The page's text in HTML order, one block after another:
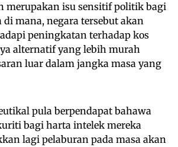
merupakan isu sensitif politik bagi
di mana, negara tersebut akan
peningkatan terhadap kos
alternatif yang lebih murah
luar dalam jangka masa yang
pula berpendapat bahawa
bagi harta intelek mereka
lagi pelaburan pada masa akan